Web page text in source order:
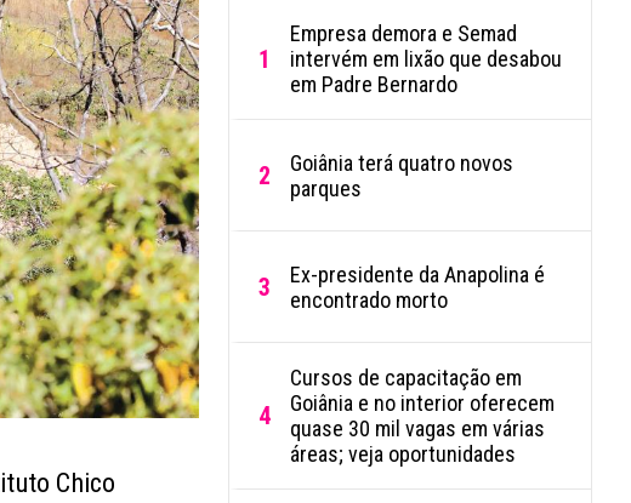
Chico
1
Empresa demora e Semad
intervém em lixão que desabou
em Padre Bernardo
2
Goiânia terá quatro novos
parques
3
Ex-presidente da Anapolina é
encontrado morto
4
Cursos de capacitação em
Goiânia e no interior oferecem
quase 30 mil vagas em várias
áreas; veja oportunidades